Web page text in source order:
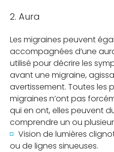
2. Aura
Les migraines peuvent
accompagnées d’une
utilisé pour décrire les
avant une migraine,
avertissement. Toutes les
migraines n’ont pas
qui en ont, elles peuvent
comprendre un ou
Vision de lumières
ou de lignes sinueuses.